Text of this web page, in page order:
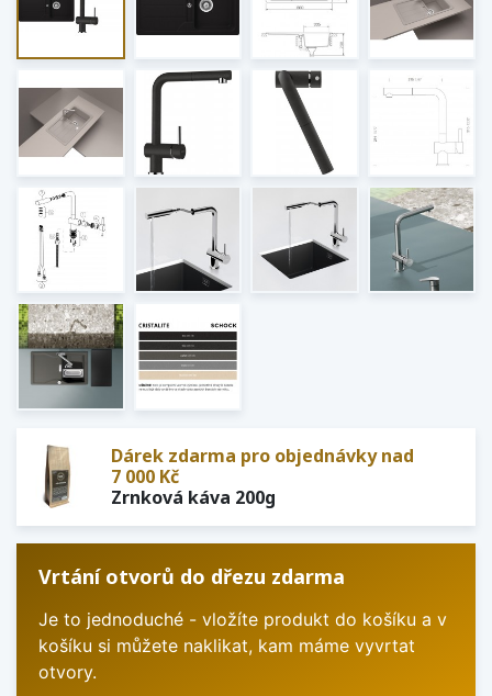
Dárek zdarma pro objednávky nad
7 000 Kč
Zrnková káva 200g
Vrtání otvorů do dřezu zdarma
Je to jednoduché - vložíte produkt do košíku a v
košíku si můžete naklikat, kam máme vyvrtat
otvory.